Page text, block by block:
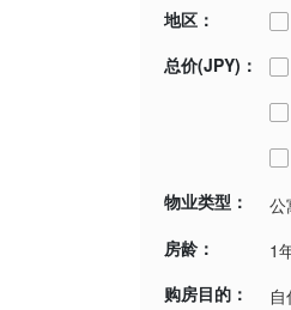
千
地区：
总价(JPY)：
物业类型：
公
房龄：
1
购房目的：
自